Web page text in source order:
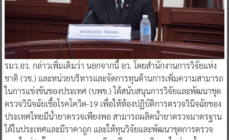
รมว.อว. กล่าวเพิ่มเติมว่า นอกจากนี้ อว. โดยสำนักงานการวิจัยแห่ง
ชาติ (วช.) และหน่วยบริหารและจัดการทุนด้านการเพิ่มความสามารถ
ในการแข่งขันของประเทศ (บพข.) ได้สนับสนุนการวิจัยและพัฒนาชุด
ตรวจวินิจฉัยเชื้อโรคโควิด-19 เพื่อให้ห้องปฏิบัติการตรวจวินิจฉัยของ
ประเทศไทยมีน้ำยาตรวจเพียงพอ สามารถผลิตน้ำยาตรวจมาตรฐาน
ได้ในประเทศและมีราคาถูก และให้ทุนวิจัยและพัฒนาชุดการตรวจ